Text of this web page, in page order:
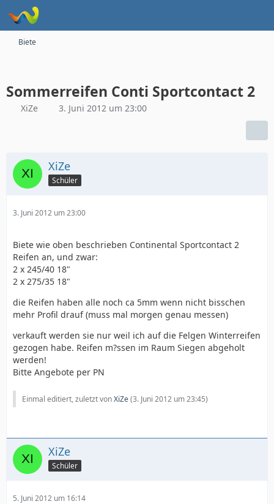
Biete
Sommerreifen Conti Sportcontact 2
XiZe 3. Juni 2012 um 23:00
XiZe
Schüler
3. Juni 2012 um 23:00
Biete wie oben beschrieben Continental Sportcontact 2
Reifen an, und zwar:
2 x 245/40 18"
2 x 275/35 18"
die Reifen haben alle noch ca 5mm wenn nicht bisschen
mehr Profil drauf (muss mal morgen genau messen)
verkauft werden sie nur weil ich auf die Felgen Winterreifen
gezogen habe. Reifen m?ssen im Raum Siegen abgeholt
werden!
Bitte Angebote per PN
Einmal editiert, zuletzt vonXiZe(3. Juni 2012 um 23:45)
XiZe
Schüler
5. Juni 2012 um 16:14